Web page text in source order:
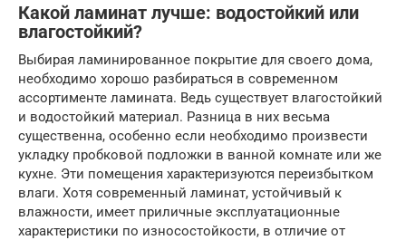
Какой ламинат лучше: водостойкий или
влагостойкий?
Выбирая ламинированное покрытие для своего дома,
необходимо хорошо разбираться в современном
ассортименте ламината. Ведь существует влагостойкий
и водостойкий материал. Разница в них весьма
существенна, особенно если необходимо произвести
укладку пробковой подложки в ванной комнате или же
кухне. Эти помещения характеризуются переизбытком
влаги. Хотя современный ламинат, устойчивый к
влажности, имеет приличные эксплуатационные
характеристики по износостойкости, в отличие от